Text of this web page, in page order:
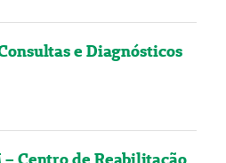
e Diagnósticos
Centro de Reabilitação